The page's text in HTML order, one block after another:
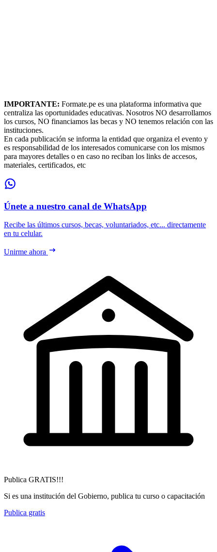
IMPORTANTE: Formate.pe es una plataforma informativa que
centraliza las oportunidades educativas. Nosotros NO desarrollamos
los cursos, NO financiamos las becas y NO tenemos relación con las
instituciones.
En cada publicación se informa la entidad que organiza el evento y
es responsabilidad de los interesados comunicarse con los mismos
para mayores detalles o en caso no reciban los links de accesos,
materiales, certificados, etc
Únete a nuestro canal de WhatsApp
Recibe las últimos cursos, becas, voluntariados, etc... directamente
en tu celular.
Unirme ahora
Publica GRATIS!!!
Si es una institución del Gobierno, publica tu curso o capacitación
Publica gratis